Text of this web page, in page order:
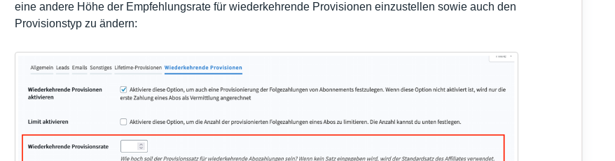
eine andere Höhe der Empfehlungsrate für wiederkehrende Provisionen einzustellen sowie auch den
Provisionstyp zu ändern: